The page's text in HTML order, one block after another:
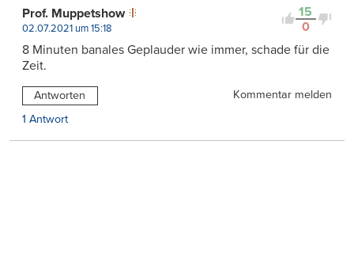
15
0
Prof. Muppetshow
02.07.2021 um 15:18
8 Minuten banales Geplauder wie immer, schade für die
Zeit.
Antworten
Kommentar melden
1 Antwort